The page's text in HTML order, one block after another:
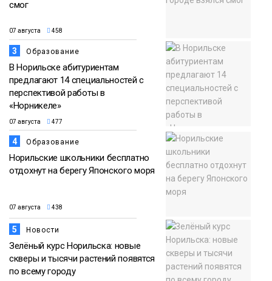
смог
07 августа 458
3 Образование
В Норильске абитуриентам
предлагают 14 специальностей с
перспективой работы в
«Норникеле»
07 августа 477
4 Образование
Норильские школьники бесплатно
отдохнут на берегу Японского моря
07 августа 438
5 Новости
Зелёный курс Норильска: новые
скверы и тысячи растений появятся
по всему городу